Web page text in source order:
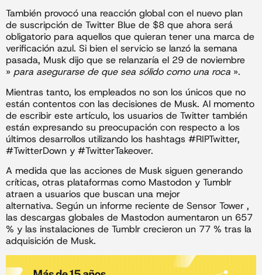
También provocó una reacción global con el nuevo plan
de suscripción de Twitter Blue de $8 que ahora será
obligatorio para aquellos que quieran tener una marca de
verificación azul. Si bien el servicio se lanzó la semana
pasada, Musk dijo que se relanzaría el 29 de noviembre
» para asegurarse de que sea sólido como una roca ».
Mientras tanto, los empleados no son los únicos que no
están contentos con las decisiones de Musk. Al momento
de escribir este artículo, los usuarios de Twitter también
están expresando su preocupación con respecto a los
últimos desarrollos utilizando los hashtags #RIPTwitter,
#TwitterDown y #TwitterTakeover.
A medida que las acciones de Musk siguen generando
críticas, otras plataformas como Mastodon y Tumblr
atraen a usuarios que buscan una mejor
alternativa. Según un informe reciente de Sensor Tower ,
las descargas globales de Mastodon aumentaron un 657
% y las instalaciones de Tumblr crecieron un 77 % tras la
adquisición de Musk.